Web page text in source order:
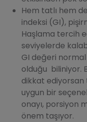
Hem tatlı hem
indeksi (GI),
Haşlama tercih
seviyelerde
GI değeri
olduğu biliniyor.
dikkat ediyorsan
uygun bir
onayı, porsiyon
önem taşıyor.